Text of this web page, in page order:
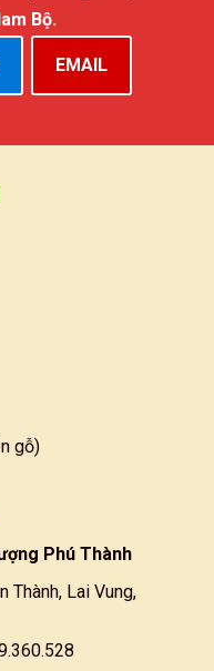
Bộ.
EMAIL
gỗ)
Phú Thành
Thành, Lai Vung,